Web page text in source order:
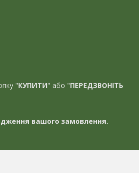
"КУПИТИ" або "ПЕРЕДЗВОНІТЬ
вашого замовлення.